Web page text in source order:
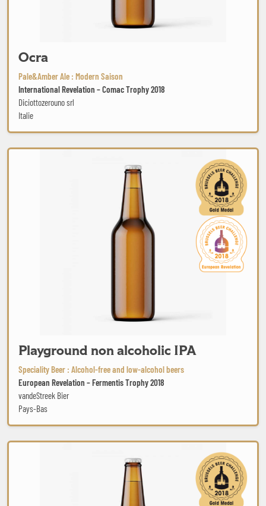
Ocra
Pale&Amber Ale : Modern Saison
International Revelation – Comac Trophy 2018
Diciottozerouno srl
Italie
Playground non alcoholic IPA
Speciality Beer : Alcohol-free and low-alcohol beers
European Revelation – Fermentis Trophy 2018
vandeStreek Bier
Pays-Bas